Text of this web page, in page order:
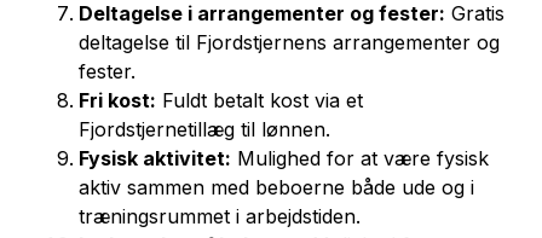
Deltagelse i arrangementer og fester: Gratis
deltagelse til Fjordstjernens arrangementer og
fester.
Fri kost: Fuldt betalt kost via et
Fjordstjernetillæg til lønnen.
Fysisk aktivitet: Mulighed for at være fysisk
aktiv sammen med beboerne både ude og i
træningsrummet i arbejdstiden.